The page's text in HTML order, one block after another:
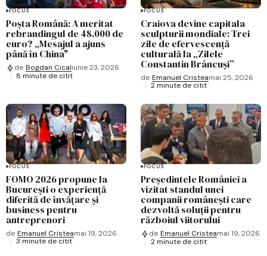
FOCUS
Poșta Română: A meritat
rebrandingul de 48.000 de
euro? „Mesajul a ajuns
până în China"
de Bogdan Cicaliunie 23, 2026
8 minute de citit
FOCUS
Craiova devine capitala
sculpturii mondiale: Trei
zile de efervescență
culturală la „Zilele
Constantin Brâncuși”
de Emanuel Cristeamai 25, 2026
2 minute de citit
FOCUS
FOMO 2026 propune la
București o experiență
diferită de învățare și
business pentru
antreprenori
de Emanuel Cristeamai 19, 2026
3 minute de citit
FOCUS
Președintele României a
vizitat standul unei
companii românești care
dezvoltă soluții pentru
războiul viitorului
de Emanuel Cristeamai 19, 2026
2 minute de citit